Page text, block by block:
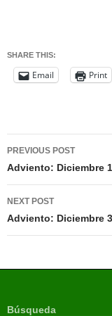
SHARE THIS:
Email Print
PREVIOUS POST
Adviento: Diciembre
NEXT POST
Adviento: Diciembre
Búsqueda